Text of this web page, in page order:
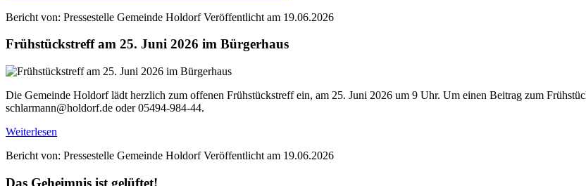
Bericht von: Pressestelle Gemeinde Holdorf Veröffentlicht am 19.06.2026
Frühstückstreff am 25. Juni 2026 im Bürgerhaus
Die Gemeinde Holdorf lädt herzlich zum offenen Frühstückstreff ein, am 25. Juni 2026 um 9 Uhr. Um einen Beitrag zum
schlarmann@holdorf.de oder 05494-984-44.
Weiterlesen
Bericht von: Pressestelle Gemeinde Holdorf Veröffentlicht am 19.06.2026
Das Geheimnis ist gelüftet!